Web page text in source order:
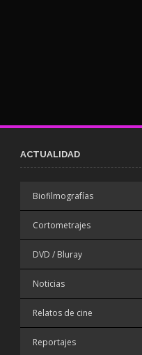
ACTUALIDAD
Biofilmografías
Cortometrajes
DVD / Bluray
Noticias
Relatos de cine
Reportajes